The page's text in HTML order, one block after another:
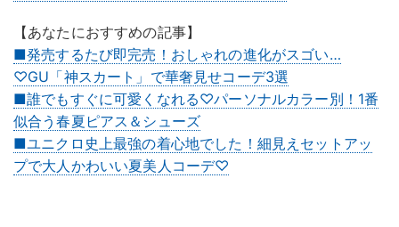
【あなたにおすすめの記事】
■発売するたび即完売！おしゃれの進化がスゴい…
♡GU「神スカート」で華奢見せコーデ3選
■誰でもすぐに可愛くなれる♡パーソナルカラー別！1番
似合う春夏ピアス＆シューズ
■ユニクロ史上最強の着心地でした！細見えセットアッ
プで大人かわいい夏美人コーデ♡